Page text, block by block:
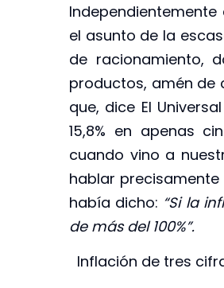
el asunto de la
de racionamiento,
productos, amén de
que, dice El
15,8% en apenas
cuando vino a
hablar
había dicho: “Si la
de más del 100%”.
Inflación de tres